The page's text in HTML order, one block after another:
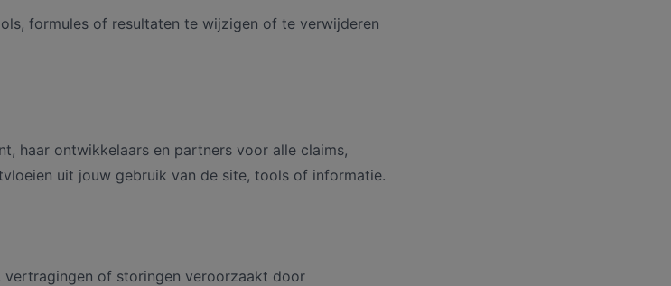
formules of resultaten te wijzigen of te verwijderen
haar ontwikkelaars en partners voor alle claims,
uit jouw gebruik van de site, tools of informatie.
of storingen veroorzaakt door